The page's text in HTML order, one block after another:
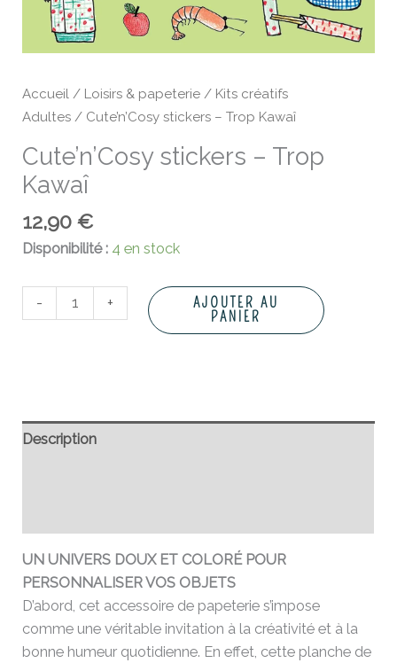
Accueil / Loisirs & papeterie / Kits créatifs
Adultes / Cute’n’Cosy stickers – Trop Kawaî
Cute’n’Cosy stickers – Trop
Kawaî
12,90€
Disponibilité : 4 en stock
- +
AJOUTER AU
PANIER
Description
UN UNIVERS DOUX ET COLORÉ POUR
PERSONNALISER VOS OBJETS
D’abord, cet accessoire de papeterie s’impose
comme une véritable invitation à la créativité et à la
bonne humeur quotidienne. En effet, cette planche de